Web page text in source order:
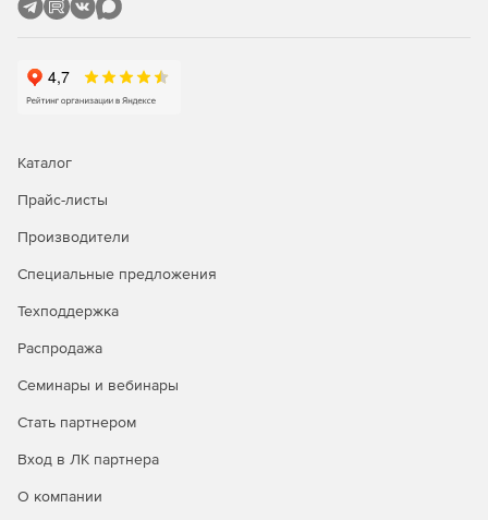
безопасности.
Отслеживание любых подозрительных изменений в
Облачные системы безопасности и защита в режиме
Централизованное управление несколькими
уведомления.
Каталог
Прайс-листы
Производители
Специальные предложения
Техподдержка
Распродажа
Семинары и вебинары
Стать партнером
Вход в ЛК партнера
О компании